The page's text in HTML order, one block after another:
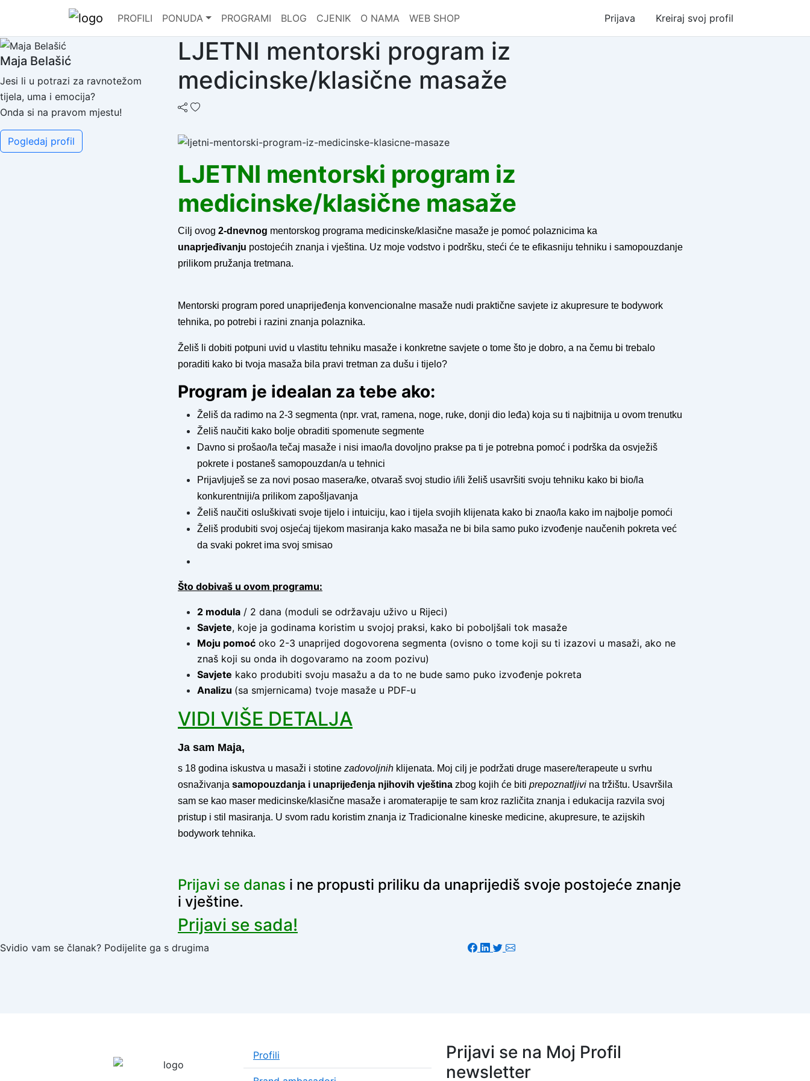
PROFILI PONUDA PROGRAMI BLOG CJENIK O NAMA WEB SHOP Prijava Kreiraj svoj profil
Maja Belašić
Jesi li u potrazi za ravnotežom
tijela, uma i emocija?
Onda si na pravom mjestu!
Pogledaj profil
LJETNI mentorski program iz
medicinske/klasične masaže
LJETNI mentorski program iz
medicinske/klasične masaže
Cilj ovog 2-dnevnog mentorskog programa medicinske/klasične masaže je pomoć polaznicima ka
unaprjeđivanju postojećih znanja i vještina. Uz moje vodstvo i podršku, steći će te efikasniju tehniku i samopouzdanje
prilikom pružanja tretmana.
Mentorski program pored unaprijeđenja konvencionalne masaže nudi praktične savjete iz akupresure te bodywork
tehnika, po potrebi i razini znanja polaznika.
Želiš li dobiti potpuni uvid u vlastitu tehniku masaže i konkretne savjete o tome što je dobro, a na čemu bi trebalo
poraditi kako bi tvoja masaža bila pravi tretman za dušu i tijelo?
Program je idealan za tebe ako:
Želiš da radimo na 2-3 segmenta (npr. vrat, ramena, noge, ruke, donji dio leđa) koja su ti najbitnija u ovom trenutku
Želiš naučiti kako bolje obraditi spomenute segmente
Davno si prošao/la tečaj masaže i nisi imao/la dovoljno prakse pa ti je potrebna pomoć i podrška da osvježiš
pokrete i postaneš samopouzdan/a u tehnici
Prijavljuješ se za novi posao masera/ke, otvaraš svoj studio i/ili želiš usavršiti svoju tehniku kako bi bio/la
konkurentniji/a prilikom zapošljavanja
Želiš naučiti osluškivati svoje tijelo i intuiciju, kao i tijela svojih klijenata kako bi znao/la kako im najbolje pomoći
Želiš produbiti svoj osjećaj tijekom masiranja kako masaža ne bi bila samo puko izvođenje naučenih pokreta već
da svaki pokret ima svoj smisao
Što dobivaš u ovom programu:
2 modula / 2 dana (moduli se održavaju uživo u Rijeci)
Savjete, koje ja godinama koristim u svojoj praksi, kako bi poboljšali tok masaže
Moju pomoć oko 2-3 unaprijed dogovorena segmenta (ovisno o tome koji su ti izazovi u masaži, ako ne
znaš koji su onda ih dogovaramo na zoom pozivu)
Savjete kako produbiti svoju masažu a da to ne bude samo puko izvođenje pokreta
Analizu (sa smjernicama) tvoje masaže u PDF-u
VIDI VIŠE DETALJA
Ja sam Maja,
s 18 godina iskustva u masaži i stotine zadovoljnih klijenata. Moj cilj je podržati druge masere/terapeute u svrhu
osnaživanja samopouzdanja i unaprijeđenja njihovih vještina zbog kojih će biti prepoznatljivi na tržištu. Usavršila
sam se kao maser medicinske/klasične masaže i aromaterapije te sam kroz različita znanja i edukacija razvila svoj
pristup i stil masiranja. U svom radu koristim znanja iz Tradicionalne kineske medicine, akupresure, te azijskih
bodywork tehnika.
Prijavi se danas i ne propusti priliku da unaprijediš svoje postojeće znanje
i vještine.
Prijavi se sada!
Svidio vam se članak? Podijelite ga s drugima
Profili
Prijavi se na Moj Profil
newsletter